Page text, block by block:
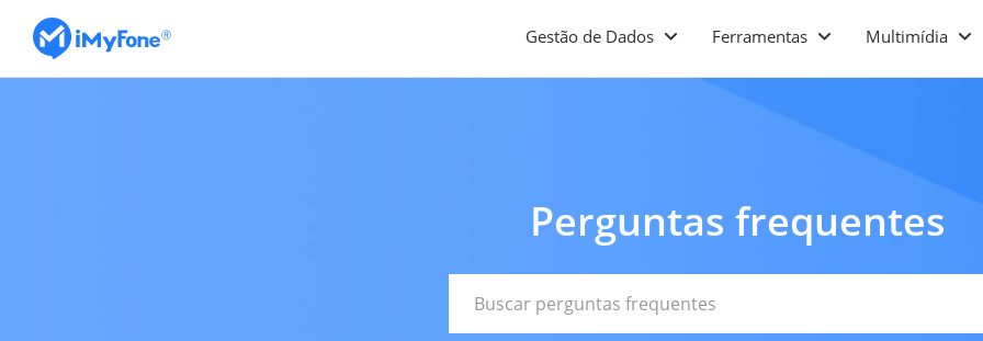
Gestão de Dados Ferramentas Multimídia
Perguntas frequentes